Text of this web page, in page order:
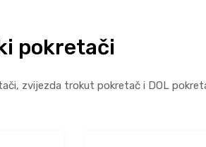
pokretači
zvijezda trokut pokretač i DOL